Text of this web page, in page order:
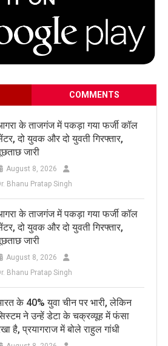
COMMENTS
के ताजगंज में पकड़ा गया फर्जी कॉल
दो युवक और दो युवती गिरफ्तार,
जारी
August 8, 2026
Bhanu Pratap Singh
के ताजगंज में पकड़ा गया फर्जी कॉल
दो युवक और दो युवती गिरफ्तार,
जारी
August 8, 2026
Bhanu Pratap Singh
के 40% युवा चीन पर भारी, लेकिन
ने उन्हें डेटा के चक्रव्यूह में फंसा
है, प्रयागराज में बोले राहुल गांधी